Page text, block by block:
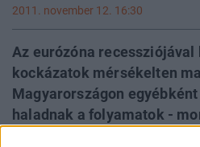
2011. november 12. 16:30
Az eurózóna
kockázatok mérsékelten
Magyarországon
haladnak a folyamatok -